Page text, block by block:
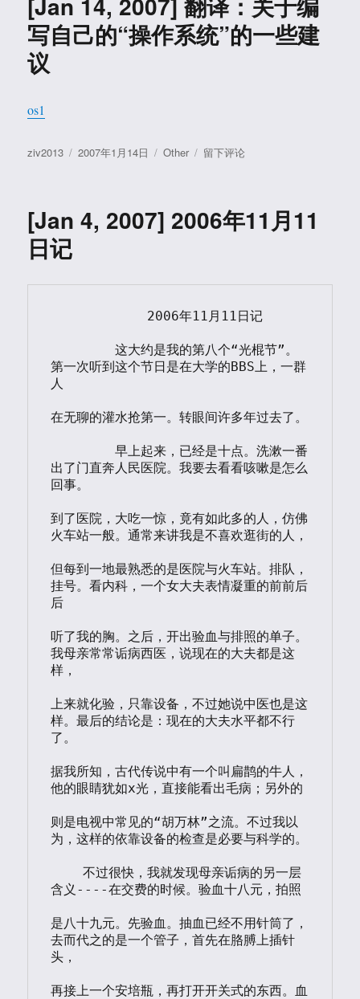
宏
观
经
感
写自己的“操作系统”的一些建
议
os1
作
ziv2013
发
2007年1月14日
分
Other
于
翻
编
自
的
“操
统”
一
些
留下评论
[Jan 4, 2007] 2006年11月11
日记
	这大约是我的第八个“光棍节”。
第一次听到这个节日是在大学的BBS上，一群
人
在无聊的灌水抢第一。转眼间许多年过去了。
	早上起来，已经是十点。洗漱一番
出了门直奔人民医院。我要去看看咳嗽是怎么
回事。
到了医院，大吃一惊，竟有如此多的人，仿佛
火车站一般。通常来讲我是不喜欢逛街的人，
但每到一地最熟悉的是医院与火车站。排队，
挂号。看内科，一个女大夫表情凝重的前前后
后
听了我的胸。之后，开出验血与排照的单子。
我母亲常常诟病西医，说现在的大夫都是这
样，
上来就化验，只靠设备，不过她说中医也是这
样。最后的结论是：现在的大夫水平都不行
了。
据我所知，古代传说中有一个叫扁鹊的牛人，
他的眼睛犹如x光，直接能看出毛病；另外的
则是电视中常见的“胡万林”之流。不过我以
为，这样的依靠设备的检查是必要与科学的。
    不过很快，我就发现母亲诟病的另一层
含义----在交费的时候。验血十八元，拍照
是八十九元。先验血。抽血已经不用针筒了，
去而代之的是一个管子，首先在胳膊上插针
头，
再接上一个安培瓶，再打开开关式的东西。血